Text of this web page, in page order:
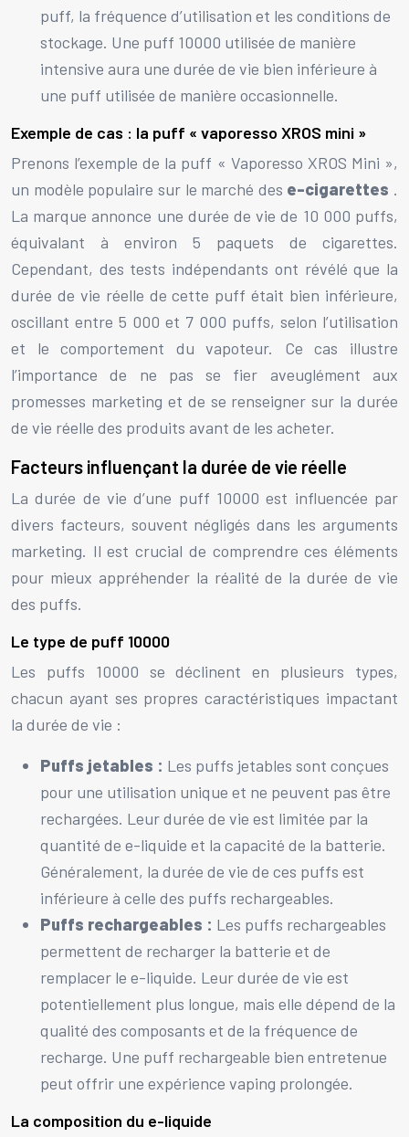
puff, la fréquence d’utilisation et les conditions de
stockage. Une puff 10000 utilisée de manière
intensive aura une durée de vie bien inférieure à
une puff utilisée de manière occasionnelle.
Exemple de cas : la puff « vaporesso XROS mini »
Prenons l’exemple de la puff « Vaporesso XROS Mini »,
un modèle populaire sur le marché des e-cigarettes .
La marque annonce une durée de vie de 10 000 puffs,
équivalant à environ 5 paquets de cigarettes.
Cependant, des tests indépendants ont révélé que la
durée de vie réelle de cette puff était bien inférieure,
oscillant entre 5 000 et 7 000 puffs, selon l’utilisation
et le comportement du vapoteur. Ce cas illustre
l’importance de ne pas se fier aveuglément aux
promesses marketing et de se renseigner sur la durée
de vie réelle des produits avant de les acheter.
Facteurs influençant la durée de vie réelle
La durée de vie d’une puff 10000 est influencée par
divers facteurs, souvent négligés dans les arguments
marketing. Il est crucial de comprendre ces éléments
pour mieux appréhender la réalité de la durée de vie
des puffs.
Le type de puff 10000
Les puffs 10000 se déclinent en plusieurs types,
chacun ayant ses propres caractéristiques impactant
la durée de vie :
Puffs jetables : Les puffs jetables sont conçues
pour une utilisation unique et ne peuvent pas être
rechargées. Leur durée de vie est limitée par la
quantité de e-liquide et la capacité de la batterie.
Généralement, la durée de vie de ces puffs est
inférieure à celle des puffs rechargeables.
Puffs rechargeables : Les puffs rechargeables
permettent de recharger la batterie et de
remplacer le e-liquide. Leur durée de vie est
potentiellement plus longue, mais elle dépend de la
qualité des composants et de la fréquence de
recharge. Une puff rechargeable bien entretenue
peut offrir une expérience vaping prolongée.
La composition du e-liquide